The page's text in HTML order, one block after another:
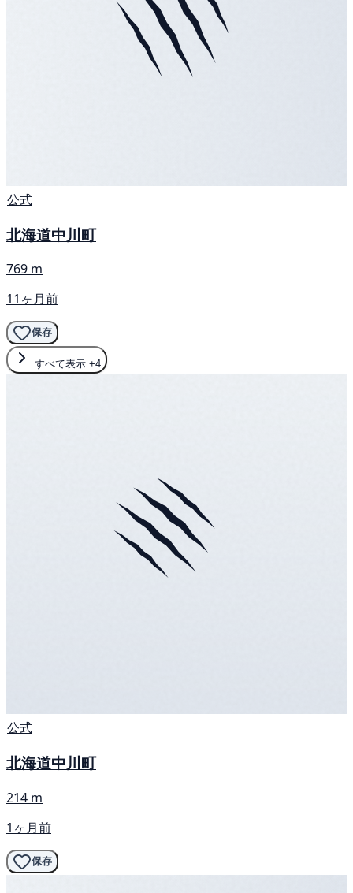
公式
北海道中川町
769 m
11ヶ月前
保存
すべて表示 +4
公式
北海道中川町
214 m
1ヶ月前
保存